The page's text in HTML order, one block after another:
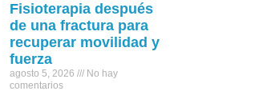
Fisioterapia después
de una fractura para
recuperar movilidad y
fuerza
agosto 5, 2026
No hay
comentarios